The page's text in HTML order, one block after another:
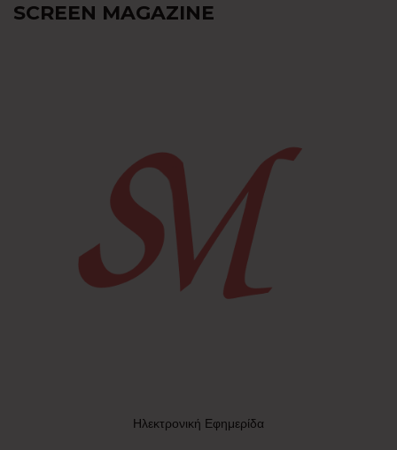
SCREEN MAGAZINE
Ηλεκτρονική Εφημερίδα